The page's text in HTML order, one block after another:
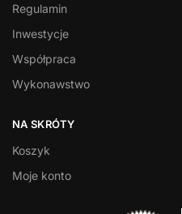
Regulamin
Inwestycje
Współpraca
Wykonawstwo
NA SKRÓTY
Koszyk
Moje konto